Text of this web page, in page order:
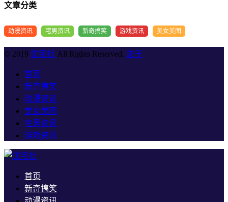
文章分类
动漫资讯 宅男资讯 新奇搞笑 游戏资讯 美女美图
© 2019 优宅社 All Rights Reserved. 关于
首页
新奇搞笑
动漫资讯
美女美图
宅男资讯
游戏资讯
首页
新奇搞笑